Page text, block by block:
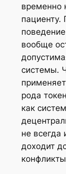
временно
пациенту.
вообще
системы.
рода
как
не всегда
доходит